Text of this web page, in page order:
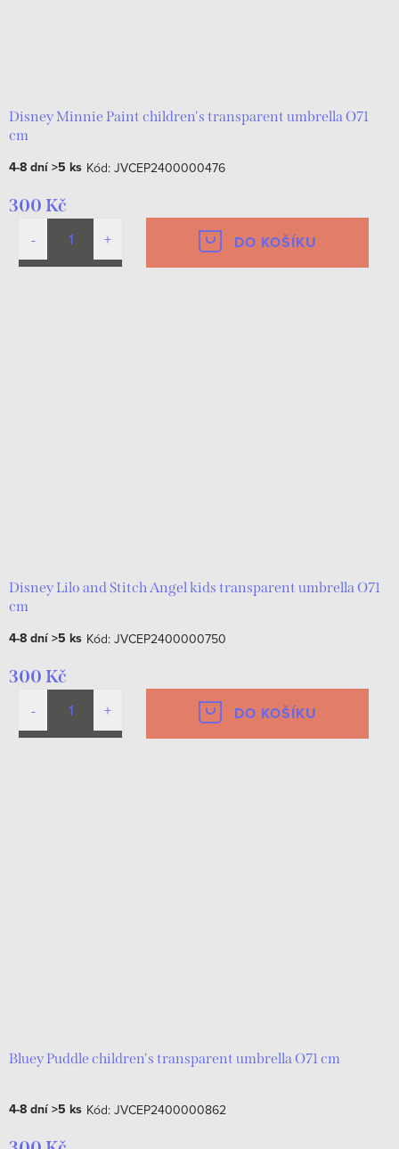
Disney Minnie Paint children's transparent umbrella O71
cm
4-8 dní>5 ks Kód: JVCEP2400000476
300 Kč
DO KOŠÍKU
Disney Lilo and Stitch Angel kids transparent umbrella O71
cm
4-8 dní>5 ks Kód: JVCEP2400000750
300 Kč
DO KOŠÍKU
Bluey Puddle children's transparent umbrella O71 cm
4-8 dní>5 ks Kód: JVCEP2400000862